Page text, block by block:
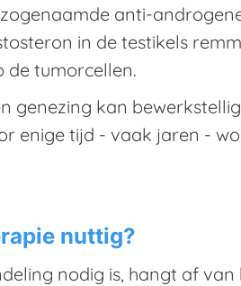
anti-
in de testikels
de tumorcellen.
genezing kan
enige tijd - vaak jaren -
nuttig?
nodig is, hangt af